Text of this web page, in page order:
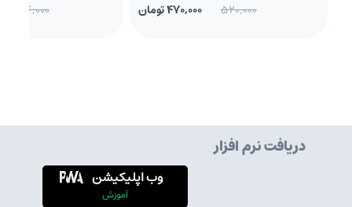
520,000 470,000 تومان 146,000
دریافت نرم افزار
وب اپلیکیشن
آموزش